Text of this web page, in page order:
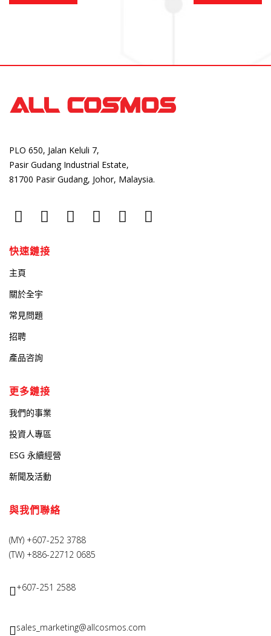
PLO 650, Jalan Keluli 7,
Pasir Gudang Industrial Estate,
81700 Pasir Gudang, Johor, Malaysia.
快速鏈接
主頁
關於全宇
常見問題
招聘
產品咨詢
更多鏈接
我們的事業
投資人專區
ESG 永續經營
新聞及活動
與我們聯絡
(MY) +607-252 3788
(TW) +886-22712 0685
+607-251 2588
sales_marketing@allcosmos.com